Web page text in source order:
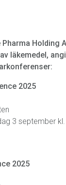
Holding
läkemedel,
2025
3 september
2025